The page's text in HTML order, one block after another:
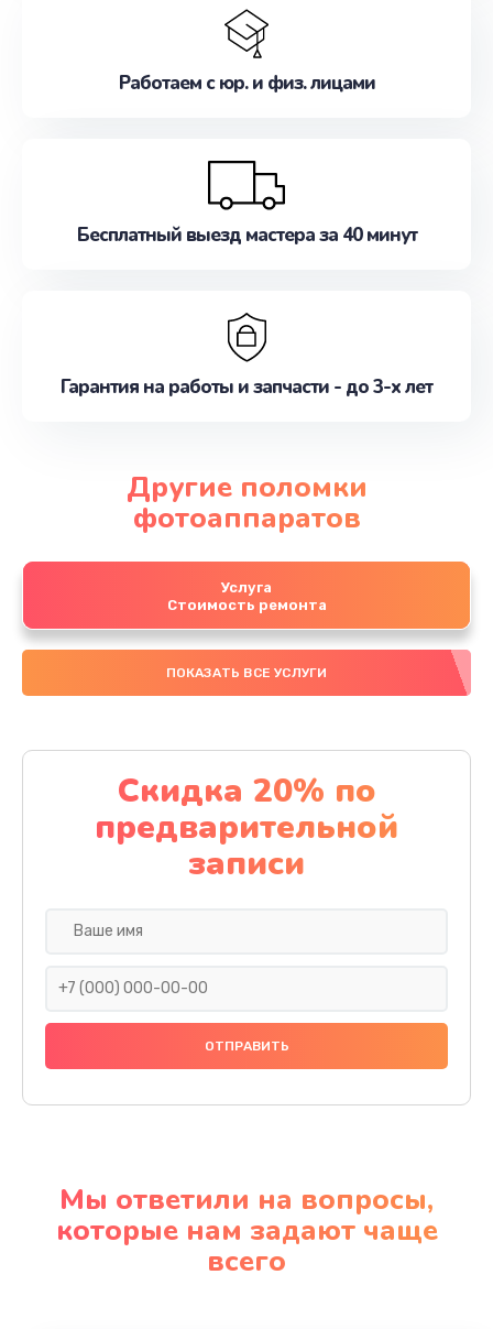
Работаем с юр. и физ. лицами
Бесплатный выезд мастера за 40 минут
Гарантия на работы и запчасти - до 3-х лет
Другие поломки
фотоаппаратов
Услуга
Стоимость ремонта
ПОКАЗАТЬ ВСЕ УСЛУГИ
Скидка 20% по
предварительной
записи
Мы ответили на вопросы,
которые нам задают чаще
всего